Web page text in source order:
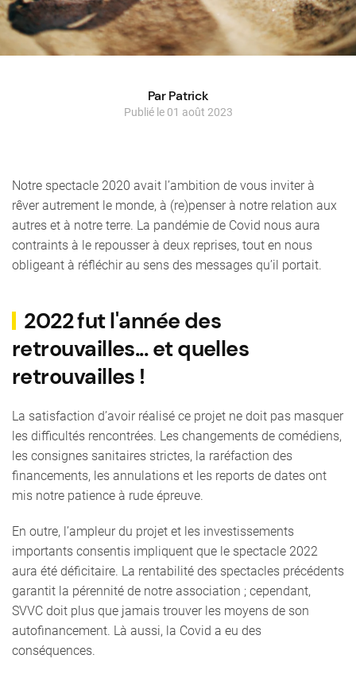
Par Patrick
Publié le 01 août 2023
Notre spectacle 2020 avait l’ambition de vous inviter à
rêver autrement le monde, à (re)penser à notre relation aux
autres et à notre terre. La pandémie de Covid nous aura
contraints à le repousser à deux reprises, tout en nous
obligeant à réfléchir au sens des messages qu’il portait.
2022 fut l'année des
retrouvailles... et quelles
retrouvailles !
La satisfaction d’avoir réalisé ce projet ne doit pas masquer
les difficultés rencontrées. Les changements de comédiens,
les consignes sanitaires strictes, la raréfaction des
financements, les annulations et les reports de dates ont
mis notre patience à rude épreuve.
En outre, l’ampleur du projet et les investissements
importants consentis impliquent que le spectacle 2022
aura été déficitaire. La rentabilité des spectacles précédents
garantit la pérennité de notre association ; cependant,
SVVC doit plus que jamais trouver les moyens de son
autofinancement. Là aussi, la Covid a eu des
conséquences.